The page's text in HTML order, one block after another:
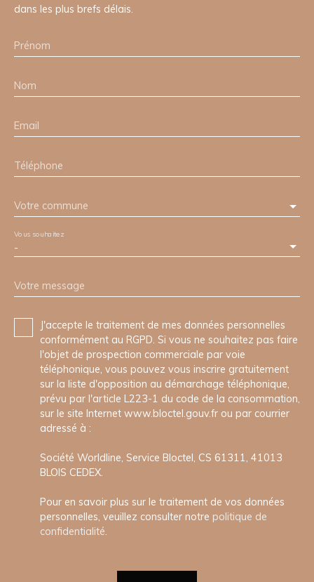
dans les plus brefs délais.
Prénom
Nom
Email
Téléphone
Votre commune
-
Vous souhaitez
Votre message
J'accepte le traitement de mes données personnelles
conformément au RGPD. Si vous ne souhaitez pas faire
l'objet de prospection commerciale par voie
téléphonique, vous pouvez vous inscrire gratuitement
sur la liste d'opposition au démarchage téléphonique,
prévu par l'article L223-1 du code de la consommation,
sur le site Internet www.bloctel.gouv.fr ou par courrier
adressé à :
Société Worldline, Service Bloctel, CS 61311, 41013
BLOIS CEDEX.
Pour en savoir plus sur le traitement de vos données
personnelles, veuillez consulter notre politique de
confidentialité.